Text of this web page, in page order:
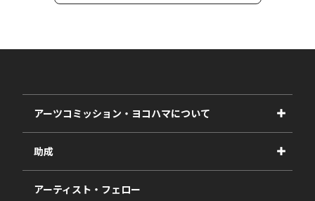
アーツコミッション・ヨコハマについて
事業紹介
事業報告書
助成
2027年度
アーティスト・フェロー